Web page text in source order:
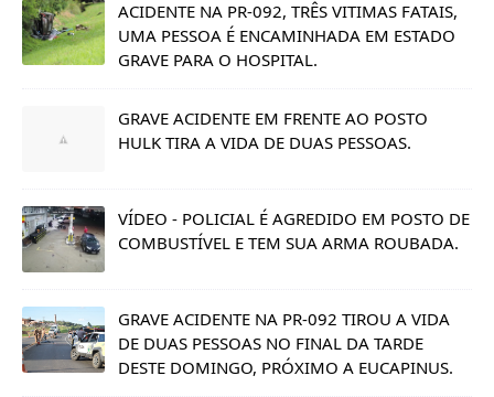
ACIDENTE NA PR-092, TRÊS VITIMAS FATAIS,
UMA PESSOA É ENCAMINHADA EM ESTADO
GRAVE PARA O HOSPITAL.
GRAVE ACIDENTE EM FRENTE AO POSTO
HULK TIRA A VIDA DE DUAS PESSOAS.
VÍDEO - POLICIAL É AGREDIDO EM POSTO DE
COMBUSTÍVEL E TEM SUA ARMA ROUBADA.
GRAVE ACIDENTE NA PR-092 TIROU A VIDA
DE DUAS PESSOAS NO FINAL DA TARDE
DESTE DOMINGO, PRÓXIMO A EUCAPINUS.